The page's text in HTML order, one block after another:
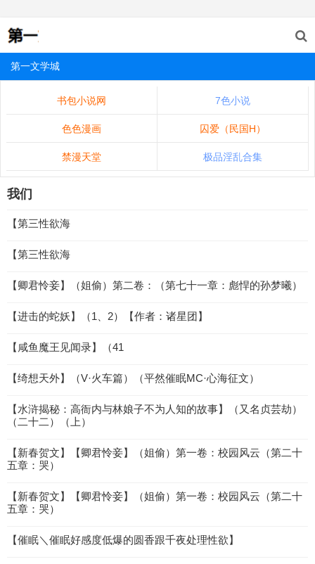
第一文学城
书包小说网 7色小说
色色漫画 囚爱（民国H）
禁漫天堂 极品淫乱合集
我们
【第三性欲海
【第三性欲海
【卿君怜妾】（姐偷）第二卷：（第七十一章：彪悍的孙梦曦）
【进击的蛇妖】（1、2）【作者：诸星团】
【咸鱼魔王见闻录】（41
【绮想天外】（V·火车篇）（平然催眠MC·心海征文）
【水浒揭秘：高衙内与林娘子不为人知的故事】（又名贞芸劫）
（二十二）（上）
【新春贺文】【卿君怜妾】（姐偷）第一卷：校园风云（第二十
五章：哭）
【新春贺文】【卿君怜妾】（姐偷）第一卷：校园风云（第二十
五章：哭）
【催眠＼催眠好感度低爆的圆香跟千夜处理性欲】